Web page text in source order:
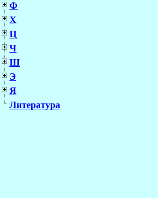
Ф
Х
Ц
Ч
Ш
Э
Я
Литература